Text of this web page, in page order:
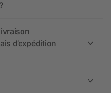
d’expédition